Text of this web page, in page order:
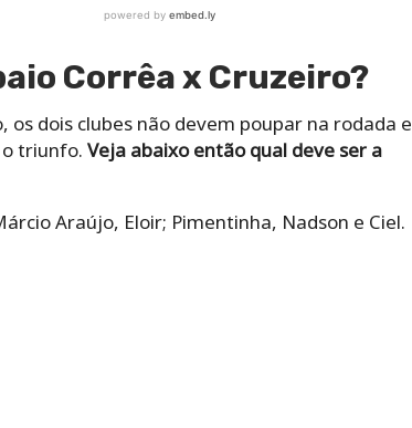
Corrêa x Cruzeiro?
dois clubes não devem poupar na rodada e
triunfo. Veja abaixo então qual deve ser a
Araújo, Eloir; Pimentinha, Nadson e Ciel.